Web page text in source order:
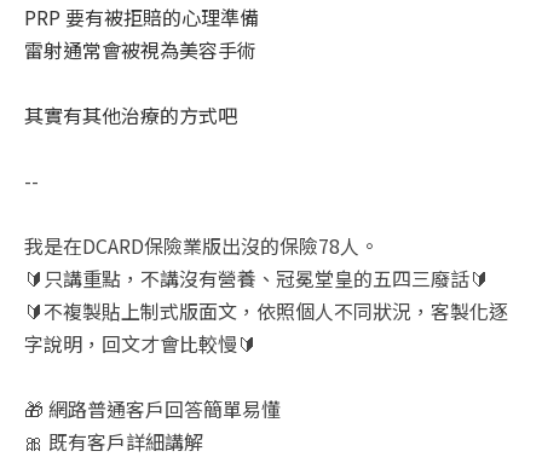
PRP 要有被拒賠的心理準備
雷射通常會被視為美容手術
其實有其他治療的方式吧
--
我是在DCARD保險業版出沒的保險78人。
🔰只講重點，不講沒有營養、冠冕堂皇的五四三廢話🔰
🔰不複製貼上制式版面文，依照個人不同狀況，客製化逐
字說明，回文才會比較慢🔰
🎁 網路普通客戶回答簡單易懂
🎀 既有客戶詳細講解